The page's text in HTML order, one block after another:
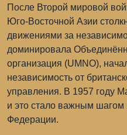
После Второй мировой
Юго-Восточной Азии
движениями за
доминировала
организация (UMNO),
независимость от
управления. В 1957 году
и это стало важным шагом
Федерации.